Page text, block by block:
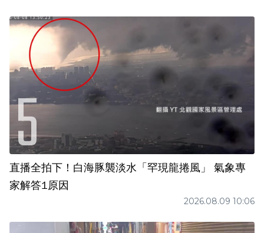
直播全拍下！白海豚襲淡水「罕現龍捲風」 氣象專
家解答1原因
2026.08.09 10:06